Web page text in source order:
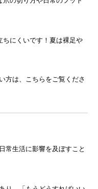
にくいです！夏は裸足や
方は、 こちら をご覧くださ
常生活に影響を及ぼすこと